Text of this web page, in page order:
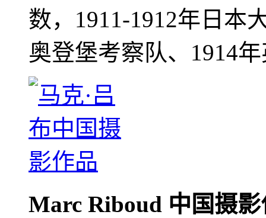
数，1911-1912年日本
奥登堡考察队、1914
Marc Riboud 中国摄